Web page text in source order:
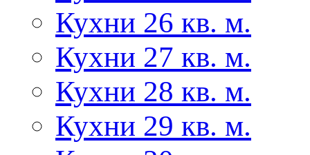
Кухни 26 кв. м.
Кухни 27 кв. м.
Кухни 28 кв. м.
Кухни 29 кв. м.